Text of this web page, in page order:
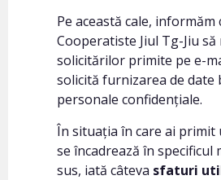
Pe această cale, informăm
Cooperatiste Jiul Tg-Jiu să
solicitărilor primite pe e-
solicită furnizarea de date
personale confidențiale.
În situația în care ai primit
se încadrează în specificul
sus, iată câteva sfaturi